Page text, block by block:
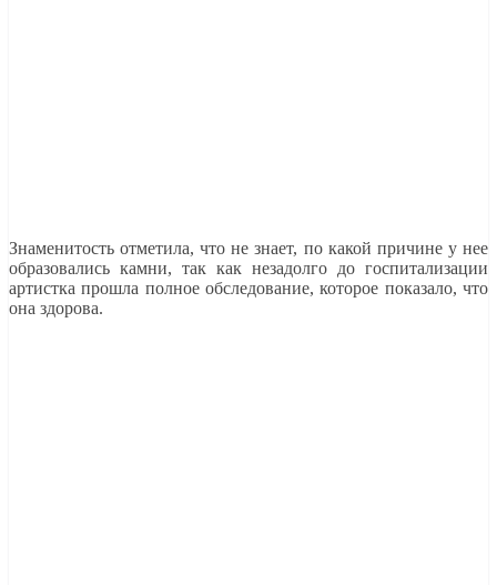
Знаменитость отметила, что не знает, по какой причине у нее
образовались камни, так как незадолго до госпитализации
артистка прошла полное обследование, которое показало, что
она здорова.